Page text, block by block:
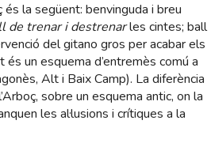
és la següent: benvinguda i breu
de trenar i destrenarles cintes; ball
del gitano gros per acabar els
és un esquema d’entremès comú a
Alt i Baix Camp). La diferència
sobre un esquema antic, on la
les al·lusions i crítiques a la